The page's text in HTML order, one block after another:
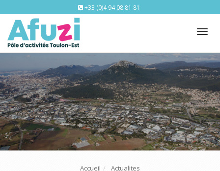
+33 (0)4 94 08 81 81
Accueil
Actualites